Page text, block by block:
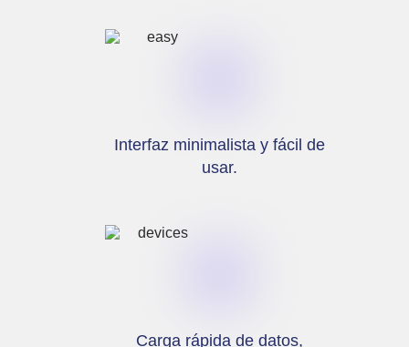
Interfaz minimalista y fácil de
usar.
Carga rápida de datos,